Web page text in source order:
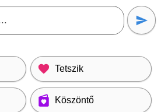
Tetszik
Köszöntő